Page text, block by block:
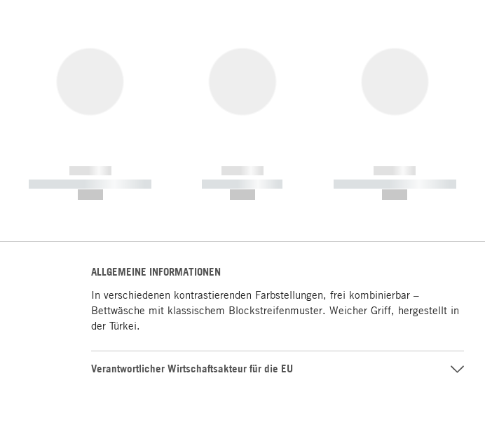
------------
----------- ----------- -----------
------------
----------- -----------
------------
----------- ----------- -----------
ALLGEMEINE INFORMATIONEN
In verschiedenen kontrastierenden Farbstellungen, frei kombinierbar –
Bettwäsche mit klassischem Blockstreifenmuster. Weicher Griff, hergestellt in
der Türkei.
Verantwortlicher Wirtschaftsakteur für die EU